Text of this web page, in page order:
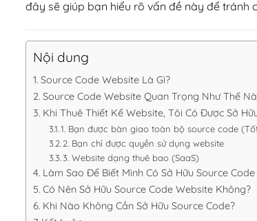
đây sẽ giúp bạn hiểu rõ vấn đề này để tránh
Nội dung
Source Code Website Là Gì?
Source Code Website Quan Trọng Như Thế
Khi Thuê Thiết Kế Website, Tôi Có Được Sở
1. Bạn được bàn giao toàn bộ source code
2. Bạn chỉ được quyền sử dụng website
3. Website dạng thuê bao (SaaS)
Làm Sao Để Biết Mình Có Sở Hữu Source
Có Nên Sở Hữu Source Code Website Không?
Khi Nào Không Cần Sở Hữu Source Code?